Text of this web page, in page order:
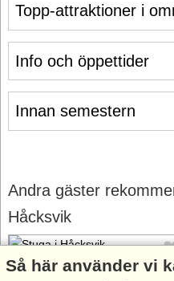
Info och öppettider
Innan semestern
Topp-attraktioner i
Andra gäster
Håcksvik
Så här använder vi